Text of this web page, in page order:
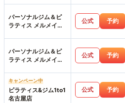
パーソナルジム＆ピ
ラティス メルメイク
公式 予約
パーソナルジム＆ピ
ラティス メルメイク
公式 予約
キャンペーン中
ピラティス&ジム1to1
名古屋店
公式 予約